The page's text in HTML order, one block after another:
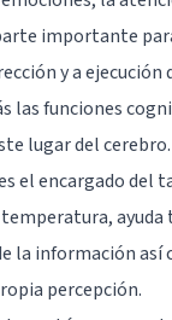
importante
y a ejecución
las funciones
lugar del cerebro.
el encargado del
ayuda
la información así
percepción.